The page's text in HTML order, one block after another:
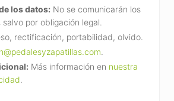
los datos: No se comunicarán los
por obligación legal.
rectificación, portabilidad, olvido.
.
Más información en nuestra
.